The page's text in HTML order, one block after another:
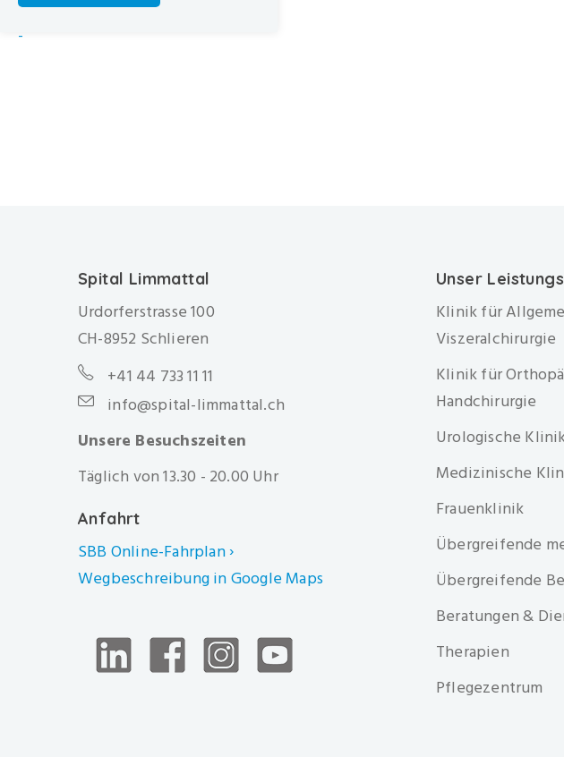
Spital Limmattal
Urdorferstrasse 100
CH-8952 Schlieren
+41 44 733 11 11
info@spital-limmattal.ch
Unsere Besuchszeiten
Täglich von 13.30 - 20.00 Uhr
Anfahrt
SBB Online-Fahrplan ›
Wegbeschreibung in Google Maps
Unser
Klinik für
Viszeralchirurgie
Klinik für
Handchirurgie
Urologische
Medizinische
Frauenklinik
Übergreifende
Übergreifende
Beratungen &
Therapien
Pflegezentrum
-